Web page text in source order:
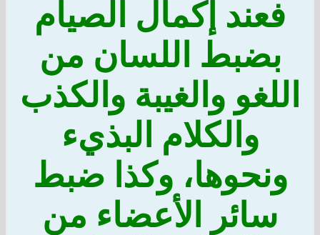
فعند إكمال الصيام
بضبط اللسان من
اللغو والغيبة والكذب
والكلام البذيء
ونحوها، وكذا ضبط
سائر الأعضاء من